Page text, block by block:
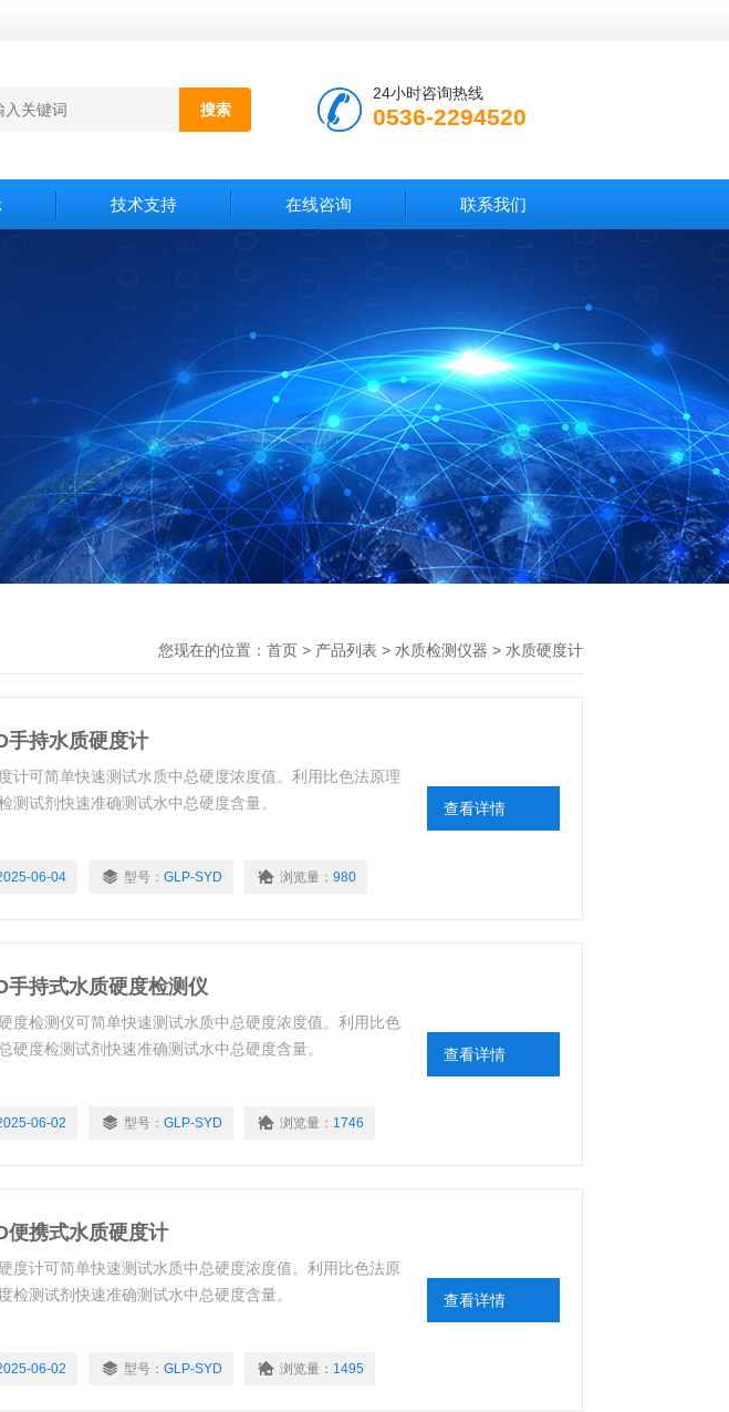
24小时咨询热线
0536-2294520
技术支持 在线咨询 联系我们
您现在的位置： 首页 > 产品列表 > 水质检测仪器 > 水质硬度计
手持水质硬度计
计可简单快速测试水质中总硬度浓度值。利用比色法原理
测试剂快速准确测试水中总硬度含量。
06-04 型号： GLP-SYD 浏览量： 980
查看详情
手持式水质硬度检测仪
度检测仪可简单快速测试水质中总硬度浓度值。利用比色
硬度检测试剂快速准确测试水中总硬度含量。
06-02 型号： GLP-SYD 浏览量： 1746
查看详情
便携式水质硬度计
度计可简单快速测试水质中总硬度浓度值。利用比色法原
检测试剂快速准确测试水中总硬度含量。
06-02 型号： GLP-SYD 浏览量： 1495
查看详情